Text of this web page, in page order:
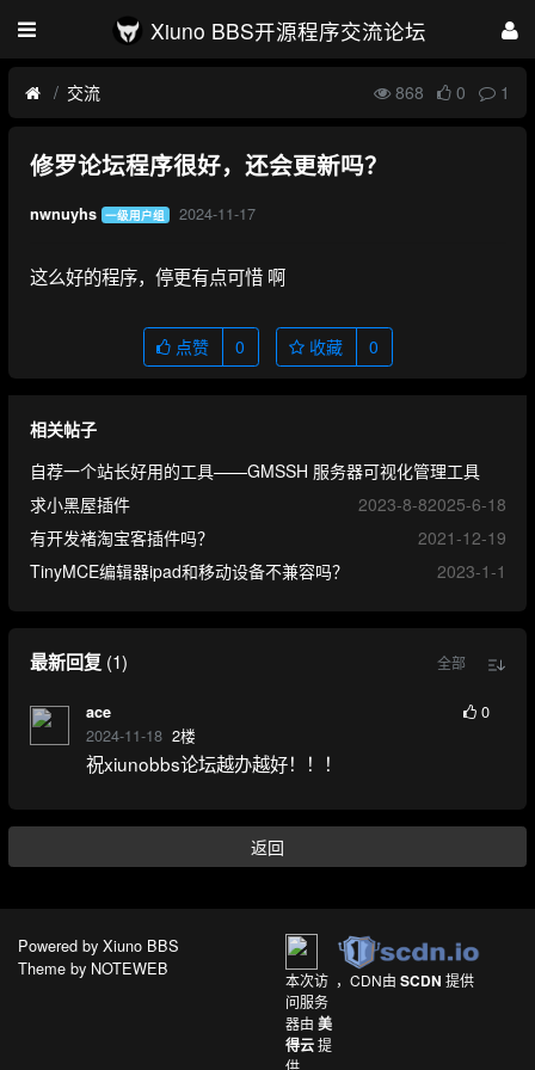
Xiuno BBS开源程序交流论坛
交流 868 0 1
修罗论坛程序很好，还会更新吗？
nwnuyhs 一级用户组 2024-11-17
这么好的程序，停更有点可惜 啊
点赞 0 收藏 0
相关帖子
自荐一个站长好用的工具——GMSSH 服务器可视化管理工具
2025-6-18
求小黑屋插件
2023-8-8
有开发褚淘宝客插件吗？
2021-12-19
TinyMCE编辑器ipad和移动设备不兼容吗？
2023-1-1
最新回复(1) 全部
ace
2024-11-18 2楼
0
祝xiunobbs论坛越办越好！！！
返回
Powered by Xiuno BBS
Theme by NOTEWEB
本次访
问服务
器由 美
得云提
供
，CDN由SCDN 提供